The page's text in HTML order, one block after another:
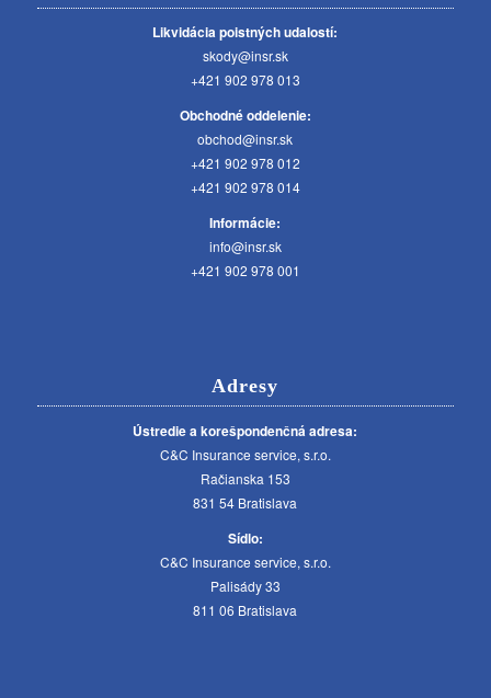
Likvidácia poistných udalostí:
skody@insr.sk
+421 902 978 013
Obchodné oddelenie:
obchod@insr.sk
+421 902 978 012
+421 902 978 014
Informácie:
info@insr.sk
+421 902 978 001
Adresy
Ústredie a korešpondenčná adresa:
C&C Insurance service, s.r.o.
Račianska 153
831 54 Bratislava
Sídlo:
C&C Insurance service, s.r.o.
Palisády 33
811 06 Bratislava